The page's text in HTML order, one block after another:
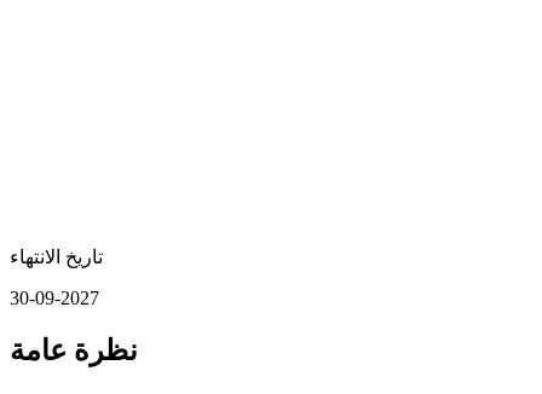
تاريخ الانتهاء
30-09-2027
نظرة عامة